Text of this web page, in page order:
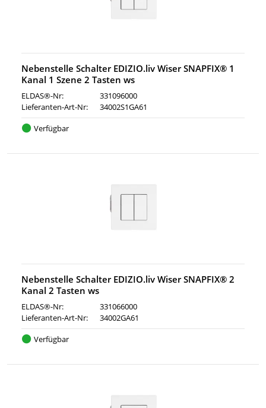
Nebenstelle Schalter EDIZIO.liv Wiser SNAPFIX® 1
Kanal 1 Szene 2 Tasten ws
ELDAS®-Nr:
331096000
Lieferanten-Art-Nr:
34002S1GA61
Verfügbar
Nebenstelle Schalter EDIZIO.liv Wiser SNAPFIX® 2
Kanal 2 Tasten ws
ELDAS®-Nr:
331066000
Lieferanten-Art-Nr:
34002GA61
Verfügbar